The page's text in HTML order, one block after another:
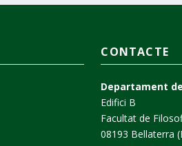
CONTACTE
Departament
Edifici B
Facultat de
08193 Bellaterra